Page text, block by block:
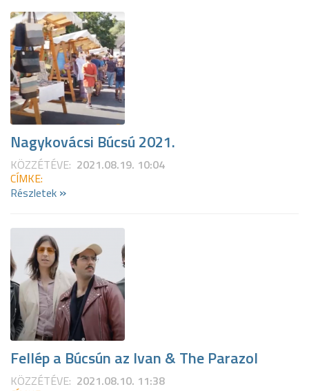
Nagykovácsi Búcsú 2021.
KÖZZÉTÉVE: 2021.08.19. 10:04
CÍMKE:
Részletek »
Fellép a Búcsún az Ivan & The Parazol
KÖZZÉTÉVE: 2021.08.10. 11:38